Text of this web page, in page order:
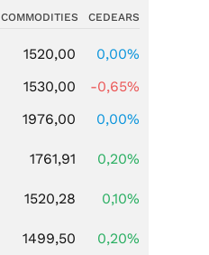
COMMODITIES CEDEARS
1520,00
0,00%
1530,00
-0,65%
1976,00
0,00%
1761,91 0,20%
1520,28
0,10%
1499,50 0,20%